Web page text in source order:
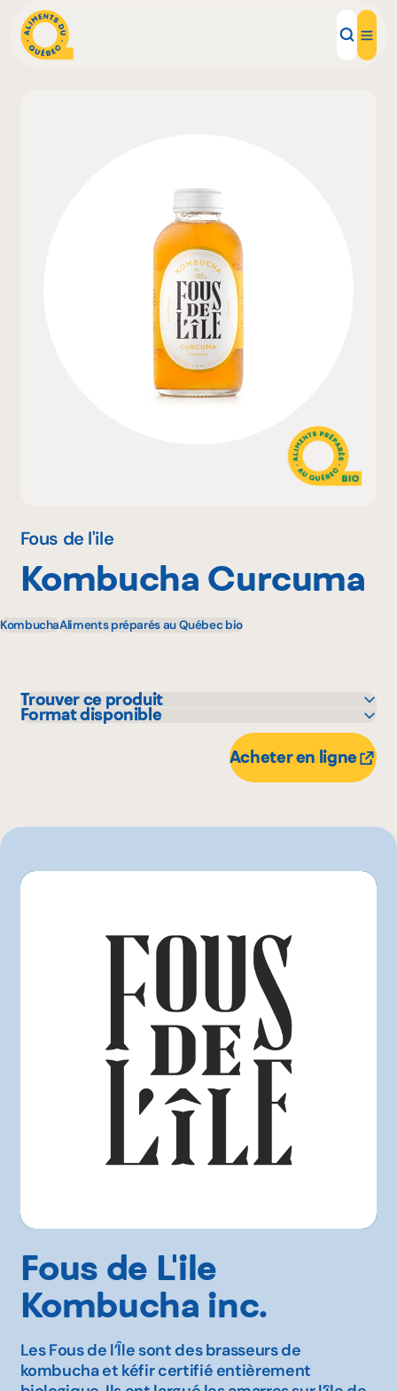
Inspirations d'ici
Restaurants
Institutions
EN
Fous de l'ile
Kombucha Curcuma
KombuchaAliments préparés au Québec bio
Trouver ce produit
Avril - supermarché santé
Rachelle-Béry
Format disponible
Acheter en ligne
Fous de L'ile
Kombucha inc.
Les Fous de l’Île sont des brasseurs de
kombucha et kéfir certifié entièrement